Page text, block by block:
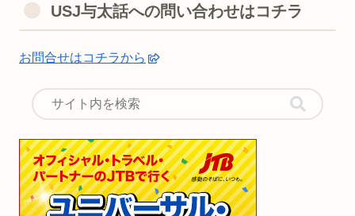
USJ与太話への問い合わせはコチラ
お問合せはコチラから